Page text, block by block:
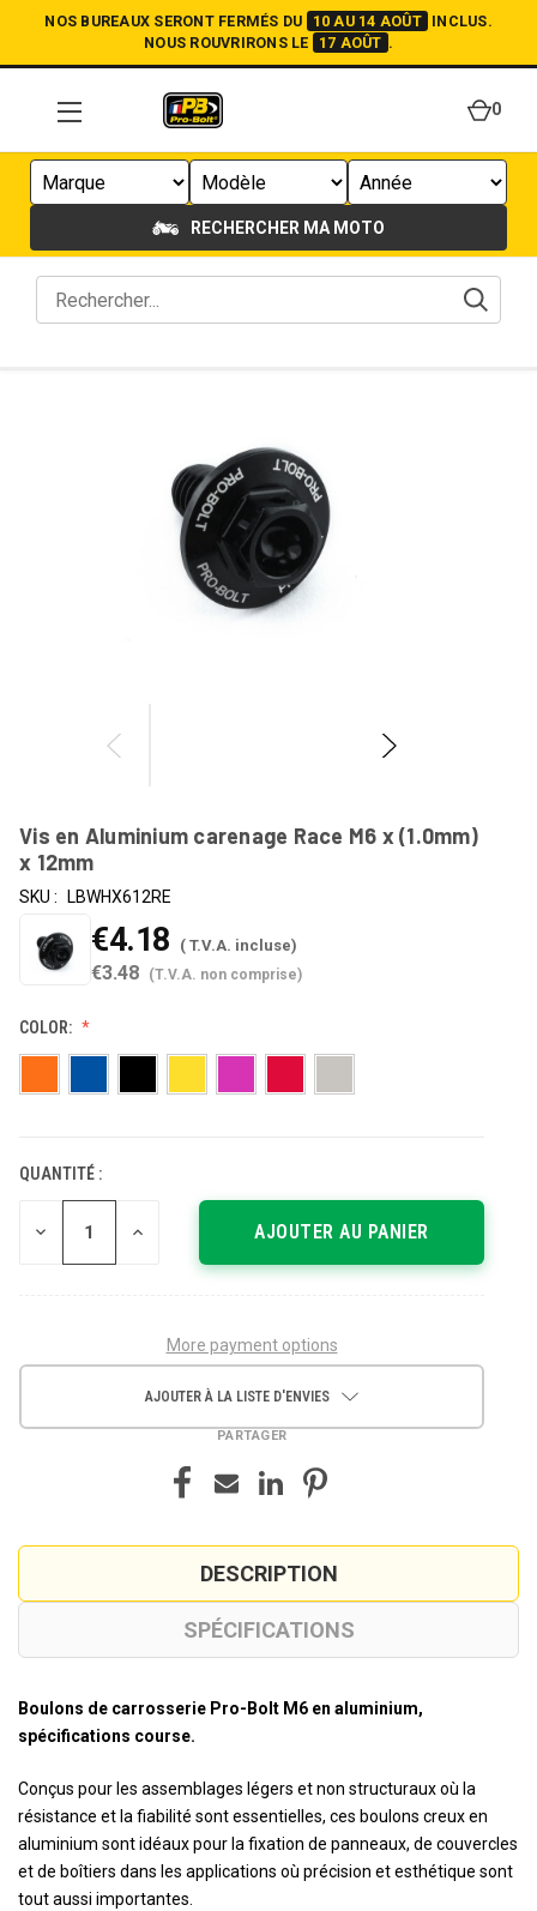
NOS BUREAUX SERONT FERMÉS DU 10 AU 14 AOÛT
INCLUS.
NOUS ROUVRIRONS LE
17 AOÛT .
0
RECHERCHER MA MOTO
Vis en Aluminium carenage Race M6 x (1.0mm)
x 12mm
SKU : LBWHX612RE
€4.18 ( T.V.A. incluse)
€3.48 (T.V.A. non comprise)
COLOR:
STOCK
ACTUEL :
QUANTITÉ :
DIMINUER
QUANTITÉ
AUGMENTER
QUANTITÉ
More payment options
AJOUTER À LA LISTE D'ENVIES
PARTAGER
DESCRIPTION
SPÉCIFICATIONS
Boulons de carrosserie Pro-Bolt M6 en aluminium,
spécifications course.
Conçus pour les assemblages légers et non structuraux où la
résistance et la fiabilité sont essentielles, ces boulons creux en
aluminium sont idéaux pour la fixation de panneaux, de couvercles
et de boîtiers dans les applications où précision et esthétique sont
tout aussi importantes.